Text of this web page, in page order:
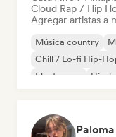
Cloud Rap / Hip
Agregar artistas a
Música country
Chill / Lo-fi Hip-
Electropop
Hip-